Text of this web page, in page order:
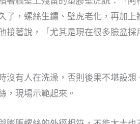
，螺絲生鏽、壁虎老化，再加
著說，「尤其是現在很多臉盆採
有人在洗澡，否則後果不堪設
，現場示範起來。